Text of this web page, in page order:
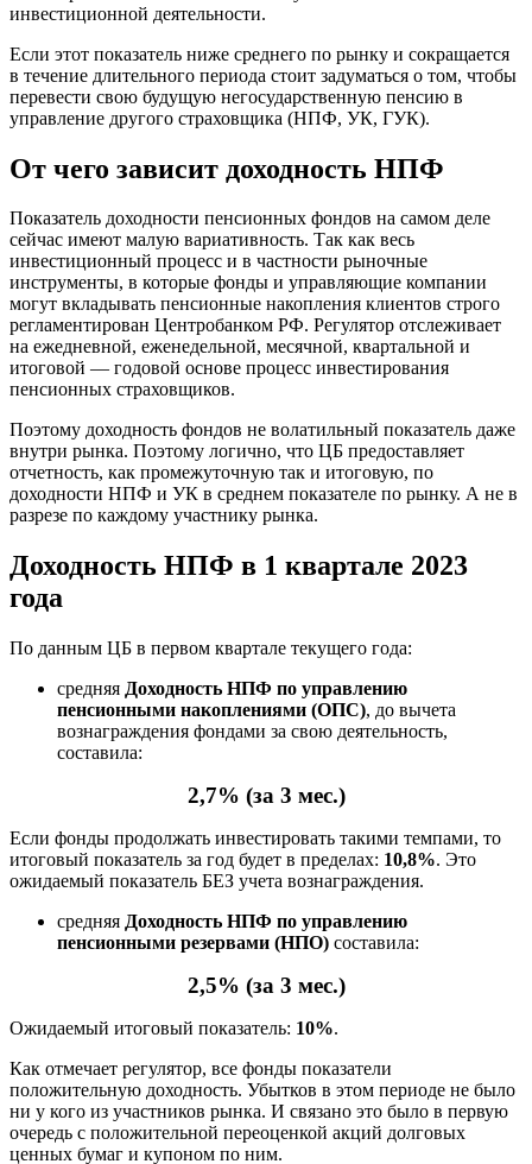
инвестиционной деятельности.
Если этот показатель ниже среднего по рынку и сокращается
в течение длительного периода стоит задуматься о том, чтобы
перевести свою будущую негосударственную пенсию в
управление другого страховщика (НПФ, УК, ГУК).
От чего зависит доходность НПФ
Показатель доходности пенсионных фондов на самом деле
сейчас имеют малую вариативность. Так как весь
инвестиционный процесс и в частности рыночные
инструменты, в которые фонды и управляющие компании
могут вкладывать пенсионные накопления клиентов строго
регламентирован Центробанком РФ. Регулятор отслеживает
на ежедневной, еженедельной, месячной, квартальной и
итоговой — годовой основе процесс инвестирования
пенсионных страховщиков.
Поэтому доходность фондов не волатильный показатель даже
внутри рынка. Поэтому логично, что ЦБ предоставляет
отчетность, как промежуточную так и итоговую, по
доходности НПФ и УК в среднем показателе по рынку. А не в
разрезе по каждому участнику рынка.
Доходность НПФ в 1 квартале 2023
года
По данным ЦБ в первом квартале текущего года:
средняя Доходность НПФ по управлению
пенсионными накоплениями (ОПС), до вычета
вознаграждения фондами за свою деятельность,
составила:
2,7% (за 3 мес.)
Если фонды продолжать инвестировать такими темпами, то
итоговый показатель за год будет в пределах: 10,8%. Это
ожидаемый показатель БЕЗ учета вознаграждения.
средняя Доходность НПФ по управлению
пенсионными резервами (НПО) составила:
2,5% (за 3 мес.)
Ожидаемый итоговый показатель: 10%.
Как отмечает регулятор, все фонды показатели
положительную доходность. Убытков в этом периоде не было
ни у кого из участников рынка. И связано это было в первую
очередь с положительной переоценкой акций долговых
ценных бумаг и купоном по ним.